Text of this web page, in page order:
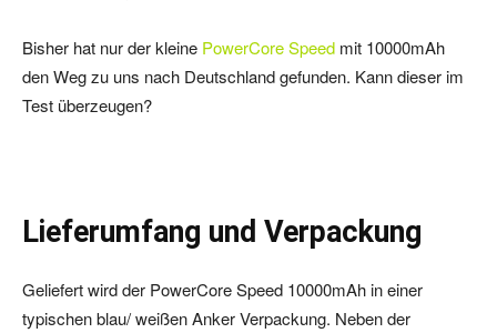
Bisher hat nur der kleine PowerCore Speed mit 10000mAh
den Weg zu uns nach Deutschland gefunden. Kann dieser im
Test überzeugen?
Lieferumfang und Verpackung
Geliefert wird der PowerCore Speed 10000mAh in einer
typischen blau/ weißen Anker Verpackung. Neben der